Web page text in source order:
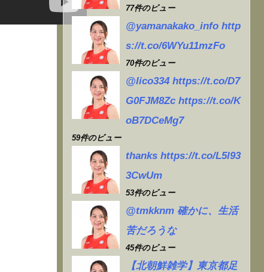
77件のビュー
@yamanakako_info http
s://t.co/6WYu11mzFo
70件のビュー
@lico334 https://t.co/D7
G0FJM8Zc https://t.co/K
oB7DCeMg7
59件のビュー
thanks https://t.co/L5l93
3CwUm
53件のビュー
@tmkknm 確かに、生活
苦だろうな
45件のビュー
【北朝鮮雑学】東京都足